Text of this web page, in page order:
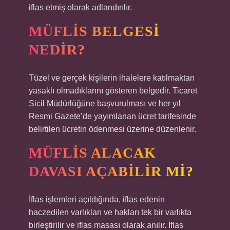
iflas etmiş olarak adlandırılır.
MÜFLIS BELGESI
NEDIR?
Tüzel ve gerçek kişilerin ihalelere katılmaktan
yasaklı olmadıklarını gösteren belgedir. Ticaret
Sicil Müdürlüğüne başvurulması ve her yıl
Resmi Gazete’de yayımlanan ücret tarifesinde
belirtilen ücretin ödenmesi üzerine düzenlenir.
MÜFLIS ALACAK
DAVASI AÇABILIR MI?
İflas işlemleri açıldığında, iflas edenin
haczedilen varlıkları ve hakları tek bir varlıkta
birleştirilir ve iflas masası olarak anılır. İflas